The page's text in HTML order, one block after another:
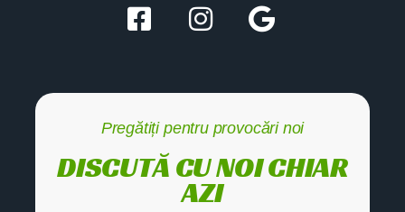
Pregătiți pentru provocări noi
DISCUTĂ CU NOI CHIAR
AZI